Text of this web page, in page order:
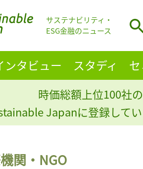
サステナビリティ・
ESG金融のニュース
ンタビュー スタディ
時価総額上位100社
Japanに登録して
関・NGO